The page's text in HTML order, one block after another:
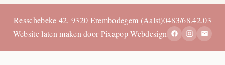
Resschebeke 42, 9320 Erembodegem (Aalst)0483/68.42.03
Website laten maken door Pixapop Webdesign